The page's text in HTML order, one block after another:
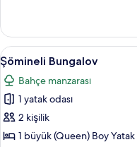
hakkında
daha
fazla
detay
Şömineli
Bungalov
için
tüm
fotoğrafları
görün
4
Şömineli Bungalov
Bahçe manzarası
1 yatak odası
2 kişilik
1 büyük (Queen) Boy Yatak